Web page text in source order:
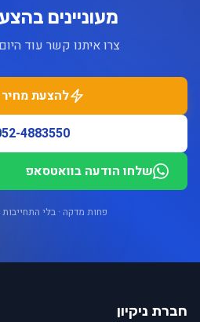
מעוניינים
צרו איתנו קשר עוד
להצעת
4883550
שלחו הודעה בוואטסאפ
פחות מדקה · בלי התחייבות · 100%
חברת ניקיון